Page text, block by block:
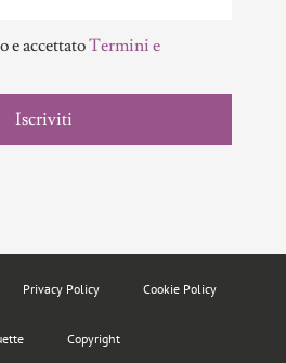
e accettatoTermini e
Iscriviti
Privacy Policy Cookie Policy
Copyright